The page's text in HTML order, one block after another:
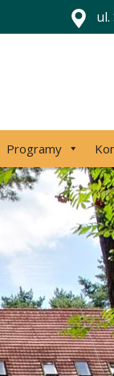
Programy